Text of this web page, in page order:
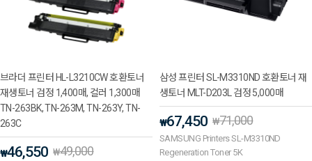
브라더 프린터 HL-L3210CW 호환토너
재생토너 검정 1,400매, 컬러 1,300매
TN-263BK, TN-263M, TN-263Y, TN-
263C
₩46,550 ₩49,000
삼성 프린터 SL-M3310ND 호환토너 재
생토너 MLT-D203L 검정 5,000매
₩67,450 ₩71,000
SAMSUNG Printers SL-M3310ND
Regeneration Toner 5K